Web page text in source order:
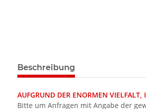
weitere Registerkarten anzeigen
Beschreibung
AUFGRUND DER ENORMEN
Bitte um Anfragen mit Angabe der